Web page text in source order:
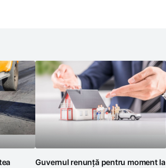
Guvernul renunță pentru moment la